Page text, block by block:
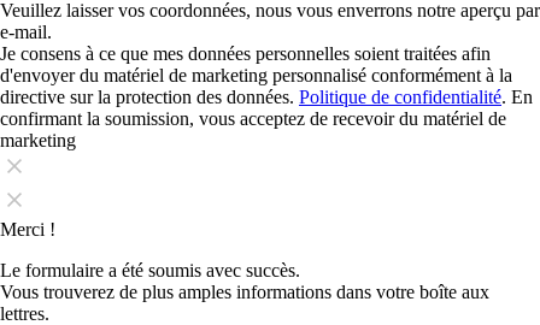
Veuillez laisser vos coordonnées, nous vous enverrons notre aperçu par
e-mail.
Je consens à ce que mes données personnelles soient traitées afin
d'envoyer du matériel de marketing personnalisé conformément à la
directive sur la protection des données. Politique de confidentialité. En
confirmant la soumission, vous acceptez de recevoir du matériel de
marketing
Merci !
Le formulaire a été soumis avec succès.
Vous trouverez de plus amples informations dans votre boîte aux
lettres.